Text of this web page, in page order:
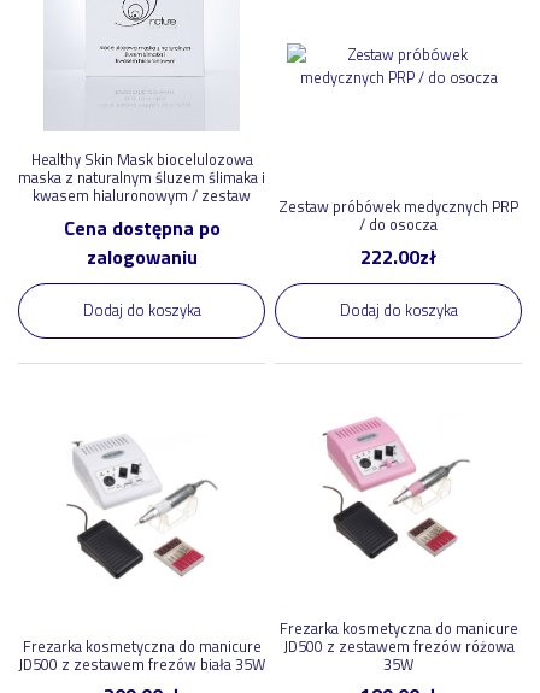
Healthy Skin Mask biocelulozowa
maska z naturalnym śluzem ślimaka i
kwasem hialuronowym / zestaw
Cena dostępna po
zalogowaniu
Dodaj do koszyka
Zestaw próbówek medycznych PRP
/ do osocza
222.00zł
Dodaj do koszyka
Frezarka kosmetyczna do manicure
JD500 z zestawem frezów biała 35W
Frezarka kosmetyczna do manicure
JD500 z zestawem frezów różowa
35W